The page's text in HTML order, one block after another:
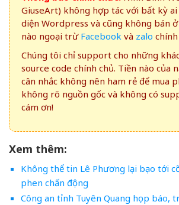
GiuseArt) không hợp tác với bất kỳ ai
diện Wordpress và cũng không bán
nào ngoại trừ Facebook và zalo
Chúng tôi chỉ support cho những
source code chính chủ. Tiền nào của
cân nhắc không nên ham rẻ để mua
không rõ nguồn gốc và không có
cám ơn!
Xem thêm:
Không thể tin Lê Phương lại bạo tới
phen chấn động
Công an tỉnh Tuyên Quang họp báo,